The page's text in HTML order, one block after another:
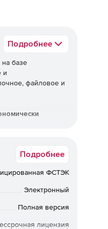
Подробнее
базе
и
файловое и
Подробнее
ФСТЭК
Электронный
Полная версия
лицензия